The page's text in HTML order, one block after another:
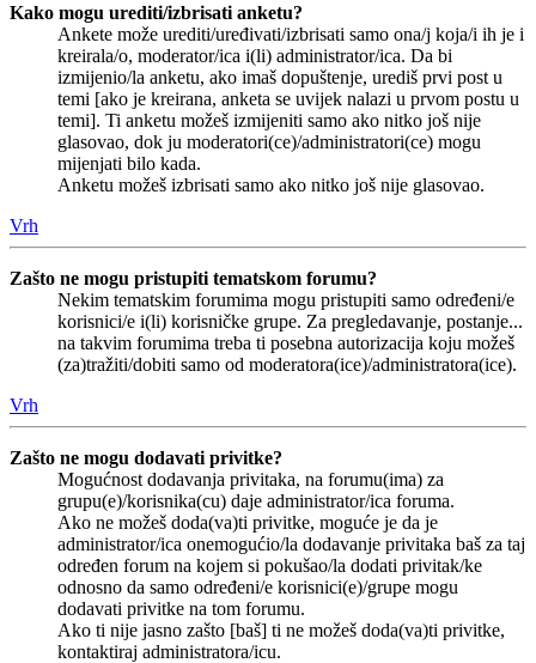
Kako mogu urediti/izbrisati anketu?
Ankete može urediti/uređivati/izbrisati samo ona/j koja/i ih je i
kreirala/o, moderator/ica i(li) administrator/ica. Da bi
izmijenio/la anketu, ako imaš dopuštenje, urediš prvi post u
temi [ako je kreirana, anketa se uvijek nalazi u prvom postu u
temi]. Ti anketu možeš izmijeniti samo ako nitko još nije
glasovao, dok ju moderatori(ce)/administratori(ce) mogu
mijenjati bilo kada.
Anketu možeš izbrisati samo ako nitko još nije glasovao.
Vrh
Zašto ne mogu pristupiti tematskom forumu?
Nekim tematskim forumima mogu pristupiti samo određeni/e
korisnici/e i(li) korisničke grupe. Za pregledavanje, postanje...
na takvim forumima treba ti posebna autorizacija koju možeš
(za)tražiti/dobiti samo od moderatora(ice)/administratora(ice).
Vrh
Zašto ne mogu dodavati privitke?
Mogućnost dodavanja privitaka, na forumu(ima) za
grupu(e)/korisnika(cu) daje administrator/ica foruma.
Ako ne možeš doda(va)ti privitke, moguće je da je
administrator/ica onemogućio/la dodavanje privitaka baš za taj
određen forum na kojem si pokušao/la dodati privitak/ke
odnosno da samo određeni/e korisnici(e)/grupe mogu
dodavati privitke na tom forumu.
Ako ti nije jasno zašto [baš] ti ne možeš doda(va)ti privitke,
kontaktiraj administratora/icu.